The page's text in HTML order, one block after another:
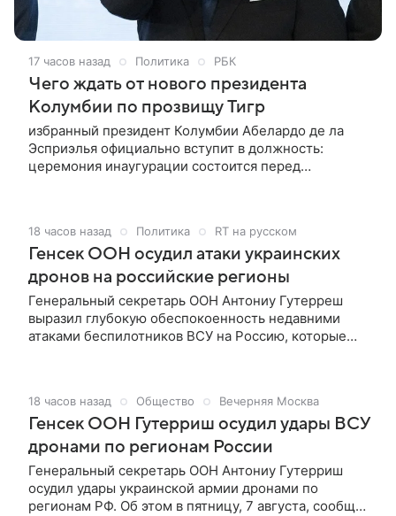
17 часов назад Политика РБК
Чего ждать от нового президента
Колумбии по прозвищу Тигр
избранный президент Колумбии Абелардо де ла
Эсприэлья официально вступит в должность:
церемония инаугурации состоится перед
чем на 1 п.п. (49,6 против 48,7%), что ознаменовало
поворот Колумбии вправо после четырехлетнего
правления первого в истории страны левого
президента Густаво Петро.
18 часов назад Политика RT на русском
Генсек ООН осудил атаки украинских
дронов на российские регионы
Генеральный секретарь ООН Антониу Гутерреш
выразил глубокую обеспокоенность недавними
атаками беспилотников ВСУ на Россию, которые
18 часов назад Общество Вечерняя Москва
Генсек ООН Гутерриш осудил удары ВСУ
дронами по регионам России
Генеральный секретарь ООН Антониу Гутерриш
осудил удары украинской армии дронами по
регионам РФ. Об этом в пятницу, 7 августа, сообщил